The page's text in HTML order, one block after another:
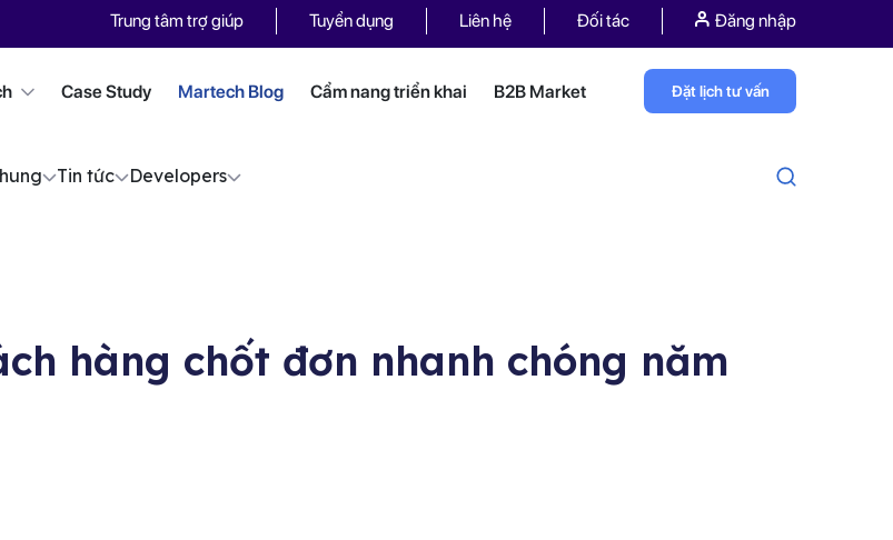
Trung tâm trợ giúp Tuyển dụng Liên hệ Đối tác Đăng nhập
Case Study Martech Blog Cẩm nang triển khai B2B Market Đặt lịch tư vấn
Tin tức Developers
hàng chốt đơn nhanh chóng năm